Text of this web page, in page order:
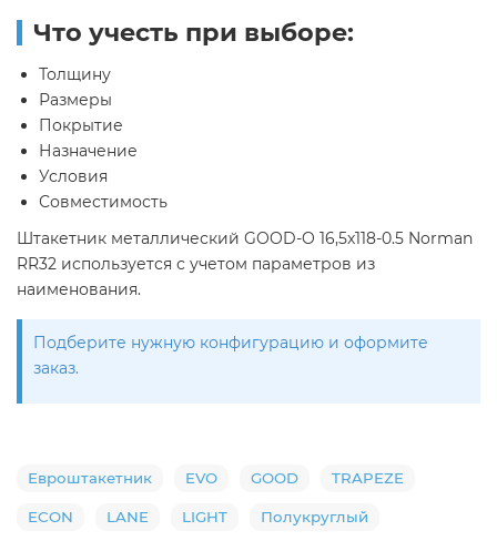
Что учесть при выборе:
Толщину
Размеры
Покрытие
Назначение
Условия
Совместимость
Штакетник металлический GOOD-O 16,5х118-0.5 Norman
RR32 используется с учетом параметров из
наименования.
Подберите нужную конфигурацию и оформите
заказ.
Евроштакетник EVO GOOD TRAPEZE
ECON LANE LIGHT Полукруглый